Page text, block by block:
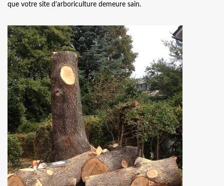
que votre site d’arboriculture demeure sain.